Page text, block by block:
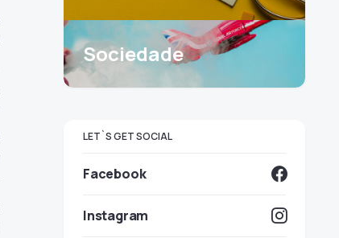
Sociedade
LET`S GET SOCIAL
Facebook
Instagram